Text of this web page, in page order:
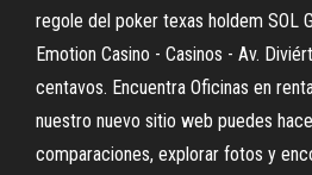
regole del poker texas holdem SOL
Emotion Casino - Casinos - Av.
centavos. Encuentra Oficinas en
nuestro nuevo sitio web puedes
comparaciones, explorar fotos y